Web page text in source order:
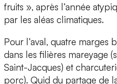
fruits », après l’année
par les aléas climatiques.
Pour l’aval, quatre marges
dans les filières mareyage
Saint-Jacques) et
porc). Quid du partage de